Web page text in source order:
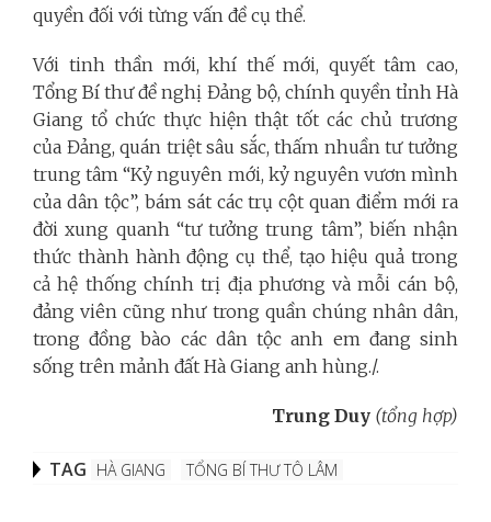
quyền đối với từng vấn đề cụ thể.
Với tinh thần mới, khí thế mới, quyết tâm cao,
Tổng Bí thư đề nghị Đảng bộ, chính quyền tỉnh Hà
Giang tổ chức thực hiện thật tốt các chủ trương
của Đảng, quán triệt sâu sắc, thấm nhuần tư tưởng
trung tâm “Kỷ nguyên mới, kỷ nguyên vươn mình
của dân tộc”, bám sát các trụ cột quan điểm mới ra
đời xung quanh “tư tưởng trung tâm”, biến nhận
thức thành hành động cụ thể, tạo hiệu quả trong
cả hệ thống chính trị địa phương và mỗi cán bộ,
đảng viên cũng như trong quần chúng nhân dân,
trong đồng bào các dân tộc anh em đang sinh
sống trên mảnh đất Hà Giang anh hùng./.
Trung Duy (tổng hợp)
TAG HÀ GIANG TỔNG BÍ THƯ TÔ LÂM